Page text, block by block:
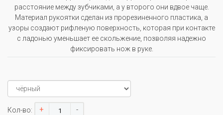
расстояние между зубчиками, а у второго они вдвое чаще.
Материал рукоятки сделан из прорезиненного пластика, а
узоры создают рифленую поверхность, которая при контакте
с ладонью уменьшает ее скольжение, позволяя надежно
фиксировать нож в руке.
Кол-во: + -